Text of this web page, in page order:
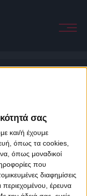
σας
και/ή έχουμε
όπως τα cookies,
όπως μοναδικοί
που
διαφημίσεις
περιεχομένου, έρευνα
Privacy Policy
&Fotis Alexandrou